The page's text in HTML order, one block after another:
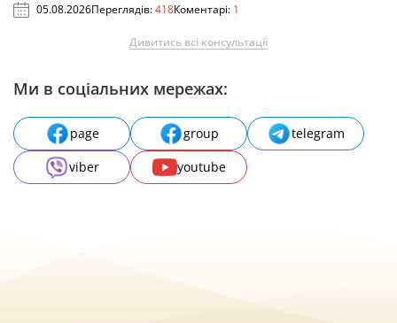
05.08.2026Переглядів:418Коментарі: 1
Дивитись всі консультації
Ми в соціальних мережах:
page group
telegram
viber
youtube